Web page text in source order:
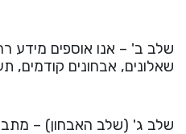
שלב ב' – אנו אוספים מידע
שאלונים, אבחונים קודמים,
שלב ג' (שלב האבחון) –